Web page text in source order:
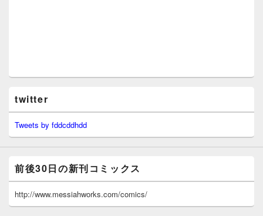
twitter
Tweets by fddcddhdd
前後30日の新刊コミックス
http://www.messiahworks.com/comics/